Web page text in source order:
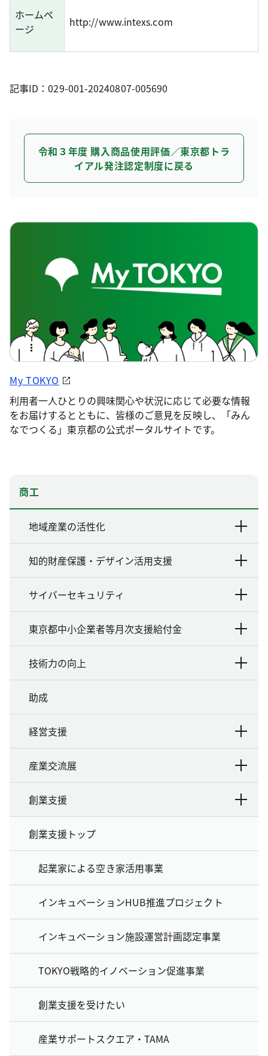
ホームペ
ージ
http://www.intexs.com
記事ID：029-001-20240807-005690
令和３年度 購入商品使用評価／東京都トラ
イアル発注認定制度に戻る
My TOKYO
利用者一人ひとりの興味関心や状況に応じて必要な情報
をお届けするとともに、皆様のご意見を反映し、「みん
なでつくる」東京都の公式ポータルサイトです。
商工
地域産業の活性化
知的財産保護・デザイン活用支援
サイバーセキュリティ
東京都中小企業者等月次支援給付金
技術力の向上
助成
経営支援
産業交流展
創業支援
創業支援トップ
起業家による空き家活用事業
インキュベーションHUB推進プロジェクト
インキュベーション施設運営計画認定事業
TOKYO戦略的イノベーション促進事業
創業支援を受けたい
産業サポートスクエア・TAMA